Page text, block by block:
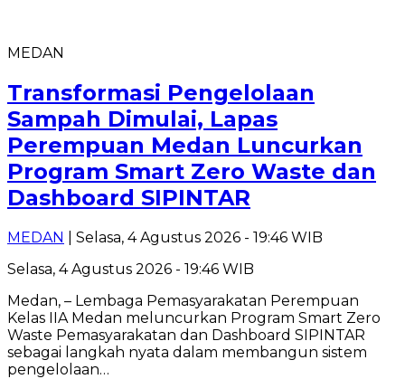
MEDAN
Transformasi Pengelolaan
Sampah Dimulai, Lapas
Perempuan Medan Luncurkan
Program Smart Zero Waste dan
Dashboard SIPINTAR
MEDAN
| Selasa, 4 Agustus 2026 - 19:46 WIB
Selasa, 4 Agustus 2026 - 19:46 WIB
Medan, – Lembaga Pemasyarakatan Perempuan
Kelas IIA Medan meluncurkan Program Smart Zero
Waste Pemasyarakatan dan Dashboard SIPINTAR
sebagai langkah nyata dalam membangun sistem
pengelolaan…